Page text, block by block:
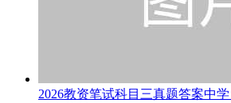
2026教资笔试科目三真题答案中